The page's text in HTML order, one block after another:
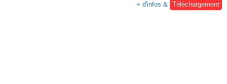
+ d'infos & Téléchargement